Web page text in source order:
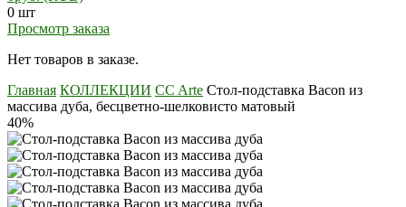
0 шт
Просмотр заказа
Нет товаров в заказе.
Главная КОЛЛЕКЦИИ CC Arte Стол-подставка Bacon из
массива дуба, бесцветно-шелковисто матовый
40%